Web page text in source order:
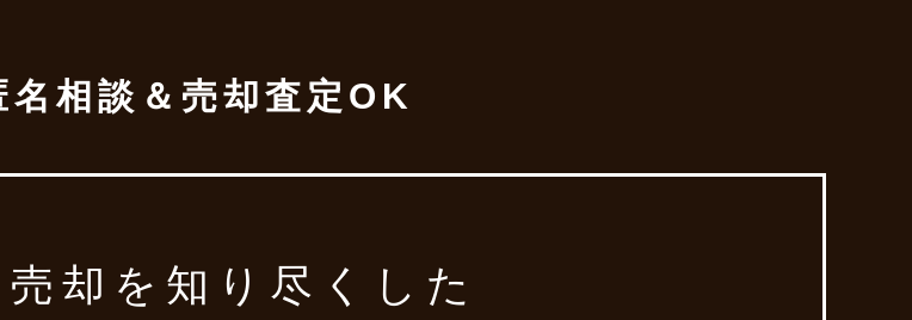
名相談＆売却査定OK
却を 知り尽くした